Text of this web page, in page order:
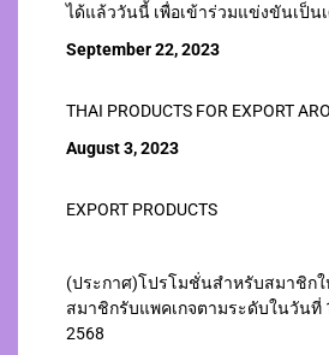
ได้แล้ววันนี้ เพื่อเข้าร่วมแข่งขันเป็น
September 22, 2023
THAI PRODUCTS FOR EXPORT
August 3, 2023
EXPORT PRODUCTS
(ประกาศ)โปรโมชั่นสำหรับสมาชิก
สมาชิกรับแพคเกจตามระดับในวันที่
2568